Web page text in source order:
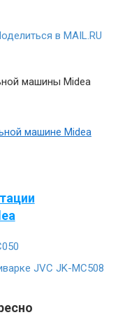
машины Midea
машине Midea
JVC JK-MC508